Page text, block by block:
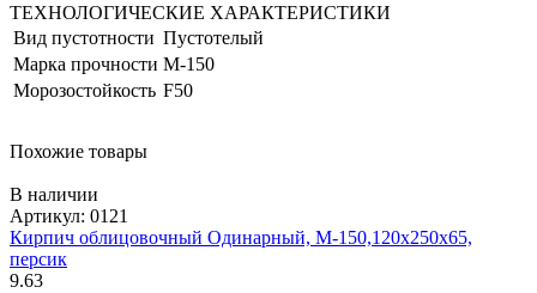
ТЕХНОЛОГИЧЕСКИЕ ХАРАКТЕРИСТИКИ
Вид пустотности Пустотелый
Марка прочности М-150
Морозостойкость F50
Похожие товары
В наличии
Артикул: 0121
Кирпич облицовочный Одинарный, М-150,120x250x65,
персик
9.63